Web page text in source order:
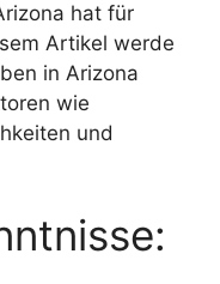
hat für
Artikel werde
in Arizona
wie
und